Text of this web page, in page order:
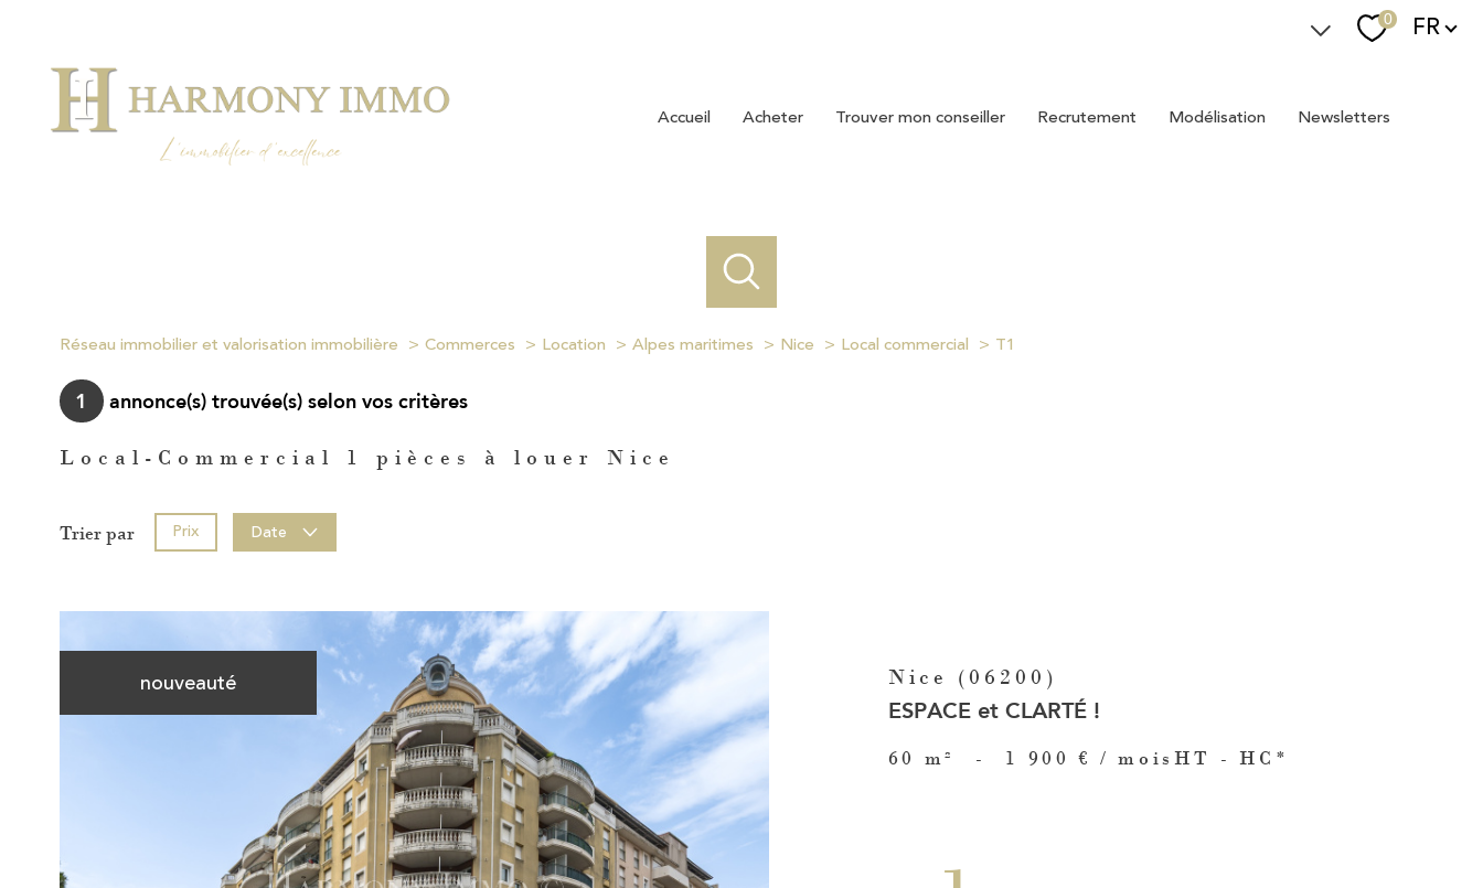
0 Langue
FR
accueil acheter trouver mon conseiller recrutement modélisation newsletters
Réseau immobilier et valorisation immobilière Commerces Location Alpes maritimes Nice Local commercial T1
1 annonce(s) trouvée(s) selon vos critères
Local-Commercial 1 pièces à louer Nice
Trier par Prix Date
nouveauté
Voir le
Nice (06200)
ESPACE et CLARTÉ !
60 m² - 1 900 € / mois HT - HC*